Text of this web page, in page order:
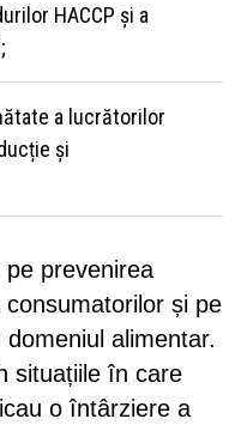
HACCP și a
a lucrătorilor
și
prevenirea
și pe
alimentar.
situațiile în care
o întârziere a